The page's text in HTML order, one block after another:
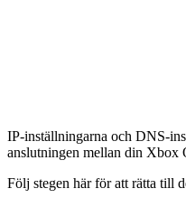
IP-inställningarna och DNS-
anslutningen mellan din Xbox
Följ stegen här för att rätta till